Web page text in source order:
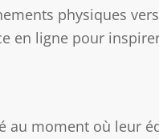
physiques
en ligne pour
au moment où leur